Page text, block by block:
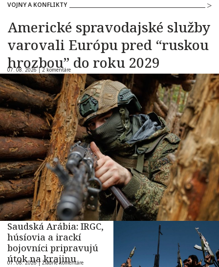
VOJNY A KONFLIKTY
Americké spravodajské služby
varovali Európu pred “ruskou
hrozbou” do roku 2029
07. 08. 2026 |2 komentáre
Saudská Arábia: IRGC,
húsíovia a irackí
bojovníci pripravujú
útok na krajinu
07. 08. 2026 |Žiadne komentáre